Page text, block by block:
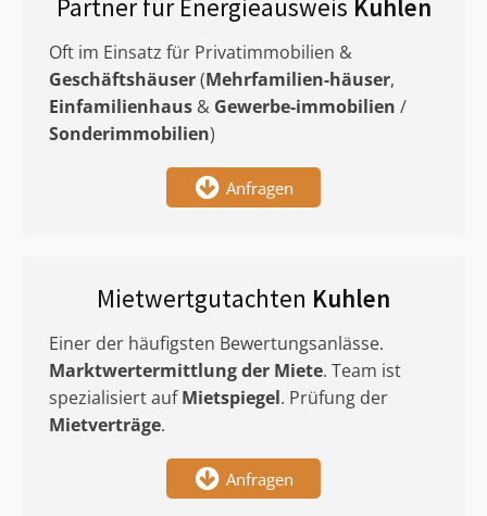
Partner für Energieausweis Kuhlen
Oft im Einsatz für Privatimmobilien &
Geschäftshäuser(Mehrfamilien-häuser,
Einfamilienhaus & Gewerbe-immobilien /
Sonderimmobilien)
Anfragen
Mietwertgutachten Kuhlen
Einer der häufigsten Bewertungsanlässe.
Marktwertermittlungder Miete. Team ist
spezialisiert aufMietspiegel. Prüfung der
Mietverträge.
Anfragen